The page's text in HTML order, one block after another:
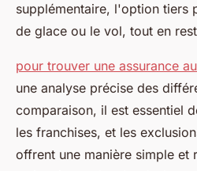
supplémentaire, l'option tiers
de glace ou le vol, tout en
pour trouver une assurance
une analyse précise des
comparaison, il est essentiel
les franchises, et les
offrent une manière simple et